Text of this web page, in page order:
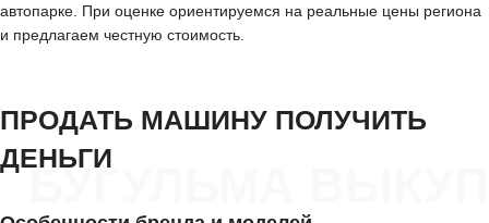
автопарке. При оценке ориентируемся на реальные цены региона
и предлагаем честную стоимость.
БУГУЛЬМА ВЫКУП
ПРОДАТЬ МАШИНУ ПОЛУЧИТЬ
ДЕНЬГИ